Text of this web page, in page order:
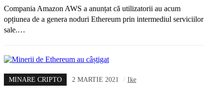
Compania Amazon AWS a anunțat că utilizatorii au acum
opțiunea de a genera noduri Ethereum prin intermediul serviciilor
sale.…
MINARE CRIPTO 2 MARTIE 2021 / Ike